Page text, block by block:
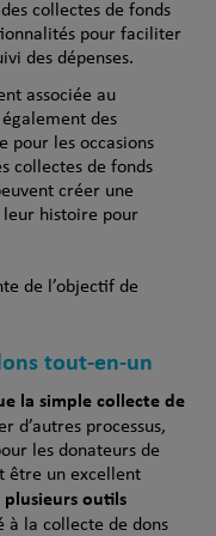
collectes de fonds
pour faciliter
des dépenses.
associée au
des
pour les occasions
collectes de fonds
créer une
histoire pour
de l’objectif de
tout-en-un
la simple collecte de
d’autres processus,
les donateurs de
être un excellent
outils
la collecte de dons